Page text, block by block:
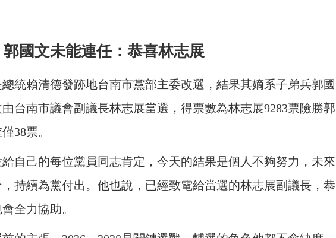
國文未能連任：恭喜林志展
統賴清德發跡地台南市黨部主委改選，結果其嫡系子弟兵郭國
台南市議會副議長林志展當選，得票數為林志展9283票險勝郭
38票。
自己的每位黨員同志肯定，今天的結果是個人不夠努力，未來
持續為黨付出。他也說，已經致電給當選的林志展副議長，恭
全力協助。